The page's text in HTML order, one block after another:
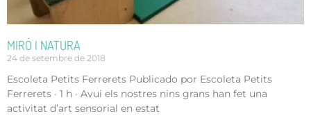
MIRÓ I NATURA
24 de setembre de 2018
Escoleta Petits Ferrerets Publicado por Escoleta Petits
Ferrerets · 1 h · Avui els nostres nins grans han fet una
activitat d’art sensorial en estat